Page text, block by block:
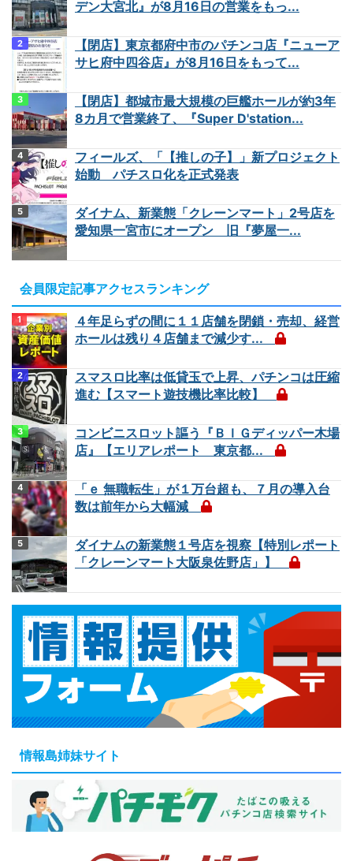
デン大宮北』が8月16日の営業をもっ...
【閉店】東京都府中市のパチンコ店『ニューア
サヒ府中四谷店』が8月16日をもって...
【閉店】都城市最大規模の巨艦ホールが約3年
8カ月で営業終了、『Super D'station...
フィールズ、「【推しの子】」新プロジェクト
始動 パチスロ化を正式発表
ダイナム、新業態「クレーンマート」2号店を
愛知県一宮市にオープン 旧『夢屋一...
会員限定記事アクセスランキング
４年足らずの間に１１店舗を閉鎖・売却、経営
ホールは残り４店舗まで減少す...
スマスロ比率は低貸玉で上昇、パチンコは圧縮
進む【スマート遊技機比率比較】
コンビニスロット謳う『ＢＩＧディッパー木場
店』【エリアレポート 東京都...
「ｅ 無職転生」が１万台超も、７月の導入台
数は前年から大幅減
ダイナムの新業態１号店を視察【特別レポート
「クレーンマート大阪泉佐野店」】
情報島姉妹サイト